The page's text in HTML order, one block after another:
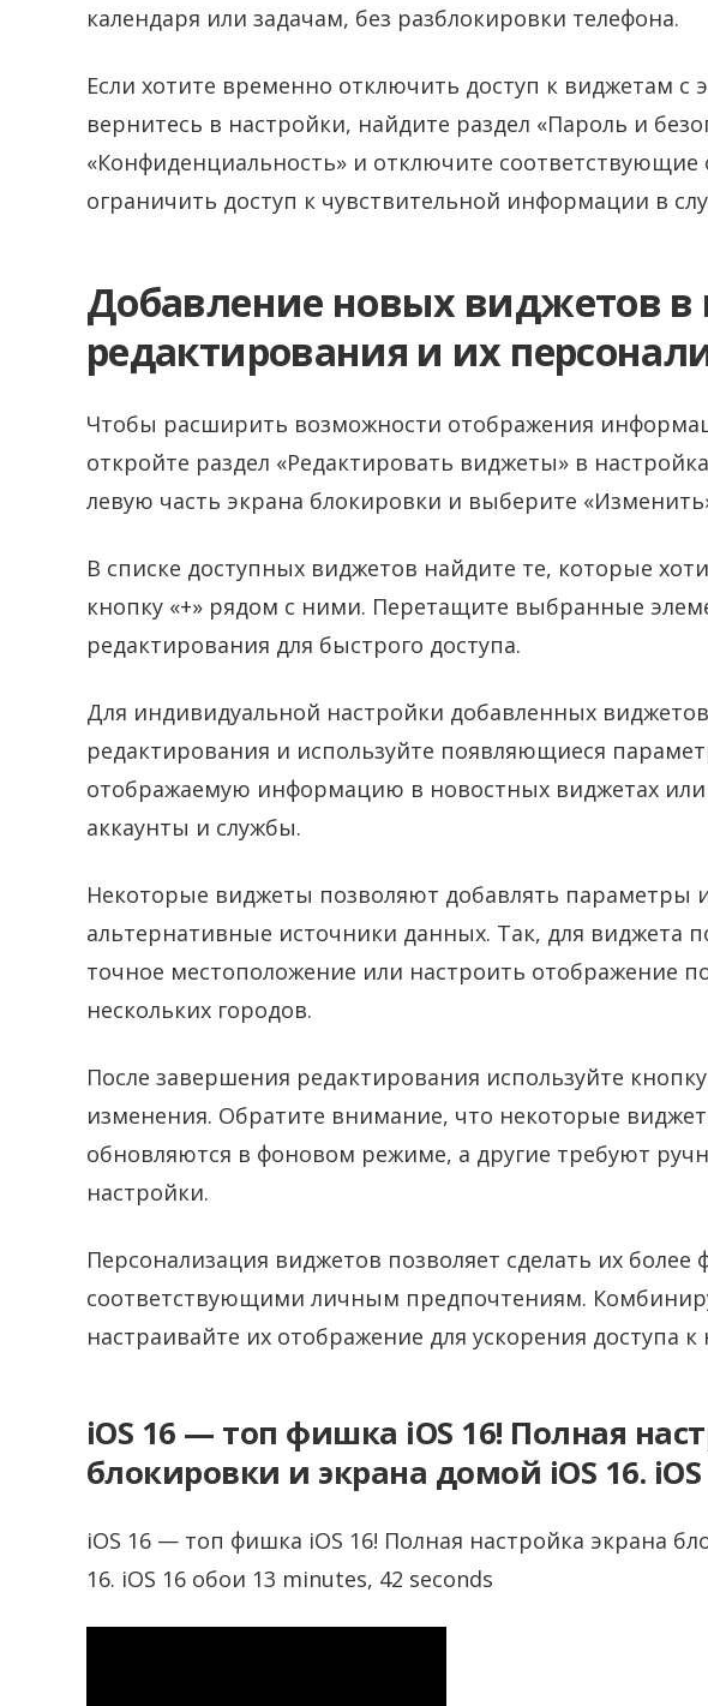
календаря или задачам, без разблокировки телефона.
Если хотите временно отключить доступ к виджетам с
вернитесь в настройки, найдите раздел «Пароль и
«Конфиденциальность» и отключите
ограничить доступ к чувствительной информации в
Добавление новых виджетов
редактирования и их
Чтобы расширить возможности отображения
откройте раздел «Редактировать виджеты» в
левую часть экрана блокировки и выберите
В списке доступных виджетов найдите те, которые
кнопку «+» рядом с ними. Перетащите выбранные
редактирования для быстрого доступа.
Для индивидуальной настройки добавленных
редактирования и используйте появляющиеся
отображаемую информацию в новостных виджетах
аккаунты и службы.
Некоторые виджеты позволяют добавлять параметры
альтернативные источники данных. Так, для виджета
точное местоположение или настроить отображение
нескольких городов.
После завершения редактирования используйте
изменения. Обратите внимание, что некоторые
обновляются в фоновом режиме, а другие требуют
настройки.
Персонализация виджетов позволяет сделать их
соответствующими личным предпочтениям.
настраивайте их отображение для ускорения доступа
iOS 16 — топ фишка iOS 16! Полная
блокировки и экрана домой iOS 16.
iOS 16 — топ фишка iOS 16! Полная настройка экрана
16. iOS 16 обои 13 minutes, 42 seconds